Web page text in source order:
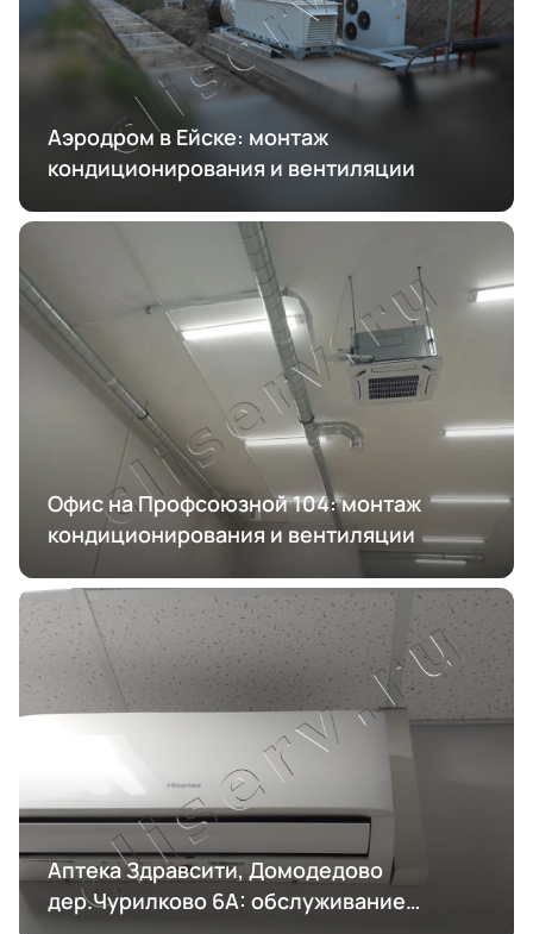
Аэродром в Ейске: монтаж
кондиционирования и вентиляции
Офис на Профсоюзной 104: монтаж
кондиционирования и вентиляции
Аптека Здравсити, Домодедово
дер.Чурилково 6А: обслуживание